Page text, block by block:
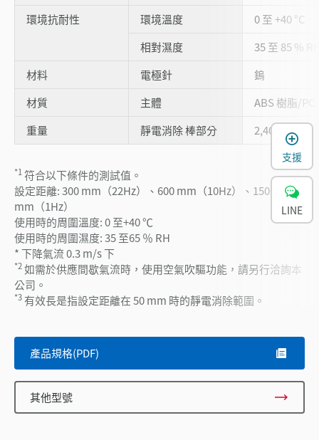
環境抗耐性 環境溫度
0 至 +40 °C
相對濕度
35 至 85 %
材料
電極針
鎢
材質
主體
ABS 樹脂/PC
重量
靜電消除 棒部分 2,400 g
*1 符合以下條件的測試值。
設定距離: 300 mm（22Hz）、600 mm（10Hz）、1500
mm（1Hz）
使用時的周圍溫度: 0 至+40 ℃
使用時的周圍濕度: 35 至65 ％ RH
* 下降氣流 0.3 m/s 下
*2如需於供應間歇氣流時，使用空氣吹驅功能，請另行洽詢本
公司。
*3 有效長是指設定距離在 50 mm 時的靜電消除範圍。
產品規格(PDF)
其他型號
支援
LINE